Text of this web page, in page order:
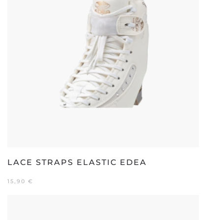
LACE STRAPS ELASTIC EDEA
15,90 €